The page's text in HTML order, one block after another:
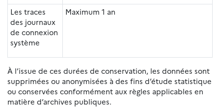
Les traces
des journaux
de connexion
système
Maximum 1 an
À l’issue de ces durées de conservation, les données sont
supprimées ou anonymisées à des fins d’étude statistique
ou conservées conformément aux règles applicables en
matière d’archives publiques.